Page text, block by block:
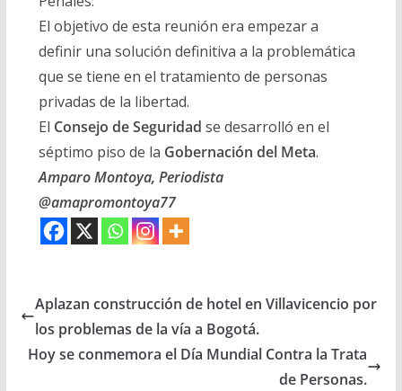
El objetivo de esta reunión era empezar a
definir una solución definitiva a la problemática
que se tiene en el tratamiento de personas
privadas de la libertad.
El Consejo de Seguridad se desarrolló en el
séptimo piso de la Gobernación del Meta.
Amparo Montoya, Periodista
@amapromontoya77
Aplazan construcción de hotel en Villavicencio por
los problemas de la vía a Bogotá.
Hoy se conmemora el Día Mundial Contra la Trata
de Personas.